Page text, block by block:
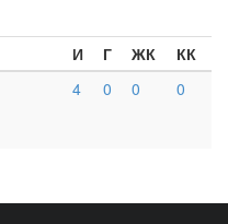
И Г ЖК
КК
4 0 0 0